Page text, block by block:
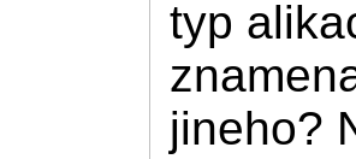
typ
jineho?